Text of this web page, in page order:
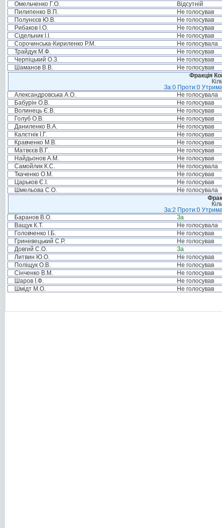
Омельченко Г.О.
Відсутній
Пилипенко В.П.
Не голосував
Полунєєв Ю.В.
Не голосував
Рибаков І.О.
Не голосував
Сідельник І.І.
Не голосував
Сорочинська-Кириленко Р.М.
Не голосувала
Трайдук М.Ф.
Не голосував
Черпіцький О.З.
Не голосував
Шаманов В.В.
Не голосував
Фракція
За:0 Проти:0
Александровська А.О.
Не голосувала
Бабурін О.В.
Не голосував
Волинець Є.В.
Не голосував
Голуб О.В.
Не голосував
Даниленко В.А.
Не голосував
Калєтнік І.Г.
Не голосував
Кравченко М.В.
Не голосував
Матвєєв В.Г.
Не голосував
Найдьонов А.М.
Не голосував
Самойлик К.С.
Не голосувала
Ткаченко О.М.
Не голосував
Царьков Є.І.
Не голосував
Шмельова С.О.
Не голосувала
За:2 Проти:0
Баранов В.О.
За
Ващук К.Т.
Не голосувала
Головченко І.Б.
Не голосував
Гриневецький С.Р.
Не голосував
Довгий С.О.
За
Литвин Ю.О.
Не голосував
Поліщук О.В.
Не голосував
Сінченко В.М.
Не голосував
Шаров І.Ф.
Не голосував
Шмідт М.О.
Не голосував